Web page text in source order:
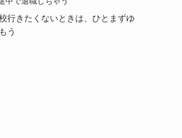
行きたくないときは、ひとまずゆ
う